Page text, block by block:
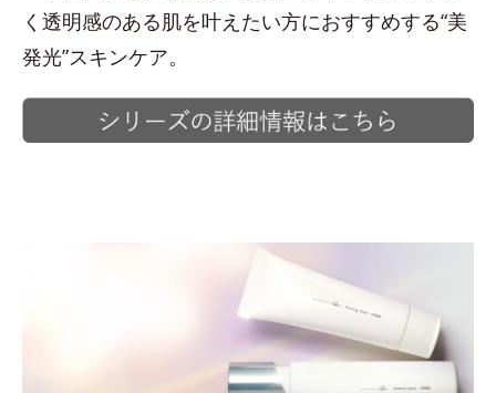
く透明感のある肌を叶えたい方におすすめする“美
発光”スキンケア。